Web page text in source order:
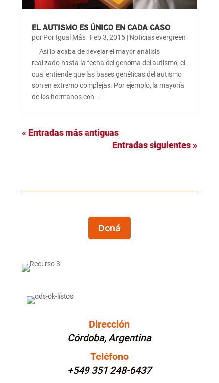
EL AUTISMO ES ÚNICO EN CADA CASO
por Por Igual Más| Feb 3, 2015| Noticias evergreen
Así lo acaba de develar el mayor análisis
realizado hasta la fecha del genoma del autismo, el
cual entiende que las bases genéticas del autismo
son en extremo complejas. Por ejemplo, la mayoría
de los hermanos con...
« Entradas más antiguas
Entradas siguientes »
Doná
Dirección
Córdoba, Argentina
Teléfono
+549 351 248-6437